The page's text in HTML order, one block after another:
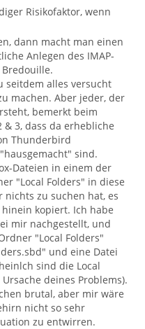
Risikofaktor, wenn
dann macht man einen
Anlegen des IMAP-
seitdem alles versucht
machen. Aber jeder, der
bemerkt beim
3, dass da erhebliche
Thunderbird
sind.
Dateien in einem der
"Local Folders" in diese
nichts zu suchen hat, es
kopiert. Ich habe
mir nachgestellt, und
"Local Folders"
und eine Datei
sind die Local
deines Problems).
brutal, aber mir wäre
nicht so sehr
zu entwirren.